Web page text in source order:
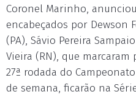
Coronel Marinho,
encabeçados por Dewson
(PA), Sávio Pereira
Vieira (RN), que
27ª rodada do
de semana, ficarão na